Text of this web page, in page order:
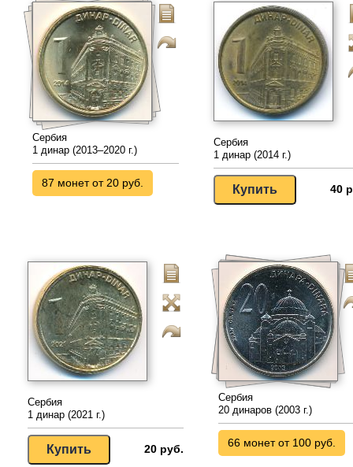
Сербия
1 динар (2013–2020 г.)
87 монет от 20 руб.
Сербия
1 динар (2014 г.)
40
Сербия
1 динар (2021 г.)
20 руб.
Сербия
20 динаров (2003 г.)
66 монет от 100 руб.